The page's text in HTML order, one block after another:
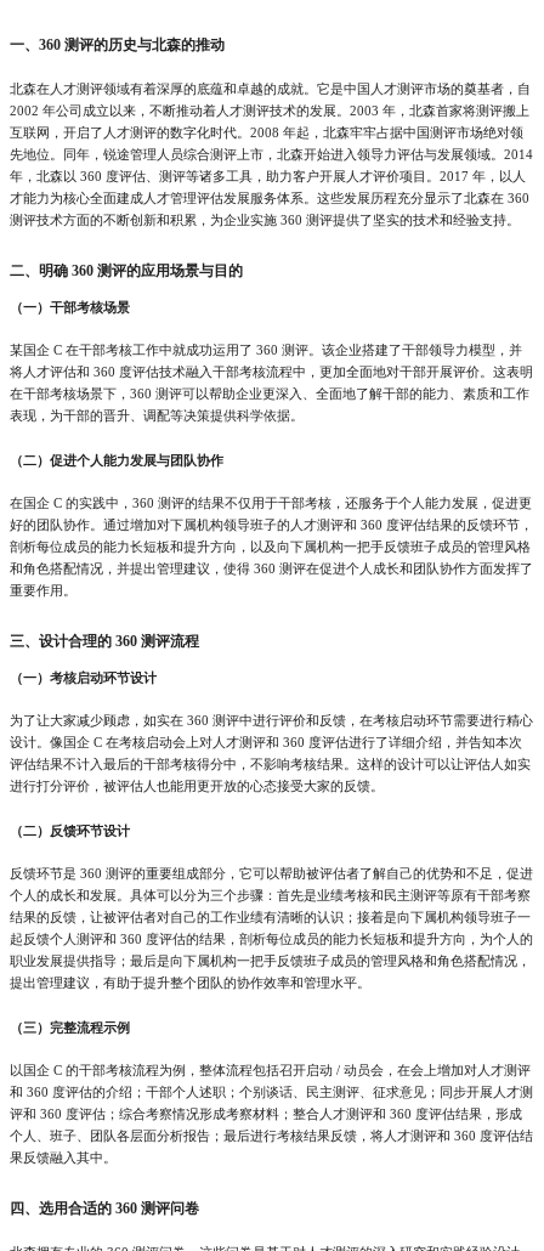
一、360 测评的历史与北森的推动
北森在人才测评领域有着深厚的底蕴和卓越的成就。它是中国人才测评市场的奠基者，自
2002 年公司成立以来，不断推动着人才测评技术的发展。2003 年，北森首家将测评搬上
互联网，开启了人才测评的数字化时代。2008 年起，北森牢牢占据中国测评市场绝对领
先地位。同年，锐途管理人员综合测评上市，北森开始进入领导力评估与发展领域。2014
年，北森以 360 度评估、测评等诸多工具，助力客户开展人才评价项目。2017 年，以人
才能力为核心全面建成人才管理评估发展服务体系。这些发展历程充分显示了北森在 360
测评技术方面的不断创新和积累，为企业实施 360 测评提供了坚实的技术和经验支持。
二、明确 360 测评的应用场景与目的
（一）干部考核场景
某国企 C 在干部考核工作中就成功运用了 360 测评。该企业搭建了干部领导力模型，并
将人才评估和 360 度评估技术融入干部考核流程中，更加全面地对干部开展评价。这表明
在干部考核场景下，360 测评可以帮助企业更深入、全面地了解干部的能力、素质和工作
表现，为干部的晋升、调配等决策提供科学依据。
（二）促进个人能力发展与团队协作
在国企 C 的实践中，360 测评的结果不仅用于干部考核，还服务于个人能力发展，促进更
好的团队协作。通过增加对下属机构领导班子的人才测评和 360 度评估结果的反馈环节，
剖析每位成员的能力长短板和提升方向，以及向下属机构一把手反馈班子成员的管理风格
和角色搭配情况，并提出管理建议，使得 360 测评在促进个人成长和团队协作方面发挥了
重要作用。
三、设计合理的 360 测评流程
（一）考核启动环节设计
为了让大家减少顾虑，如实在 360 测评中进行评价和反馈，在考核启动环节需要进行精心
设计。像国企 C 在考核启动会上对人才测评和 360 度评估进行了详细介绍，并告知本次
评估结果不计入最后的干部考核得分中，不影响考核结果。这样的设计可以让评估人如实
进行打分评价，被评估人也能用更开放的心态接受大家的反馈。
（二）反馈环节设计
反馈环节是 360 测评的重要组成部分，它可以帮助被评估者了解自己的优势和不足，促进
个人的成长和发展。具体可以分为三个步骤：首先是业绩考核和民主测评等原有干部考察
结果的反馈，让被评估者对自己的工作业绩有清晰的认识；接着是向下属机构领导班子一
起反馈个人测评和 360 度评估的结果，剖析每位成员的能力长短板和提升方向，为个人的
职业发展提供指导；最后是向下属机构一把手反馈班子成员的管理风格和角色搭配情况，
提出管理建议，有助于提升整个团队的协作效率和管理水平。
（三）完整流程示例
以国企 C 的干部考核流程为例，整体流程包括召开启动 / 动员会，在会上增加对人才测评
和 360 度评估的介绍；干部个人述职；个别谈话、民主测评、征求意见；同步开展人才测
评和 360 度评估；综合考察情况形成考察材料；整合人才测评和 360 度评估结果，形成
个人、班子、团队各层面分析报告；最后进行考核结果反馈，将人才测评和 360 度评估结
果反馈融入其中。
四、选用合适的 360 测评问卷